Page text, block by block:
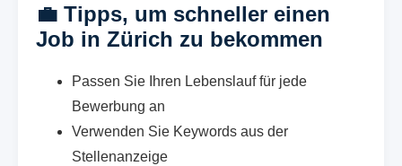
💼 Tipps, um schneller einen
Job in Zürich zu bekommen
Passen Sie Ihren Lebenslauf für jede
Bewerbung an
Verwenden Sie Keywords aus der
Stellenanzeige